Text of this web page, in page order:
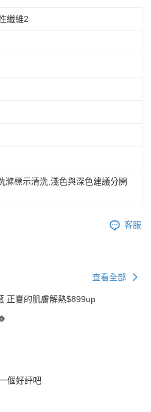
纖維2
滌標示清洗,淺色與深色建議分開
客服
查看全部
正夏的肌膚解熱$899up
個好評吧